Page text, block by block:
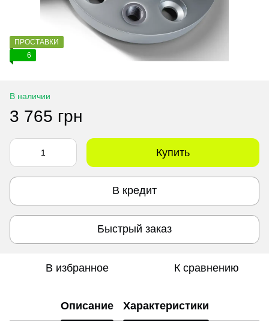
ПРОСТАВКИ
6
В наличии
3 765 грн
Купить
В кредит
Быстрый заказ
В избранное К сравнению
Описание Характеристики